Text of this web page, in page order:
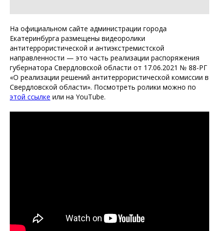
На официальном сайте администрации города
Екатеринбурга размещены видеоролики
антитеррористической и антиэкстремистской
направленности — это часть реализации распоряжения
губернатора Свердловской области от 17.06.2021 № 88-РГ
«О реализации решений антитеррористической комиссии в
Свердловской области». Посмотреть ролики можно по
этой ссылке или на YouTube.